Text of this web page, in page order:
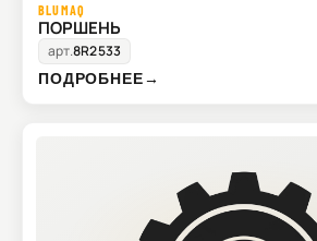
BLUMAQ
ПОРШЕНЬ
арт.8R2533
ПОДРОБНЕЕ→